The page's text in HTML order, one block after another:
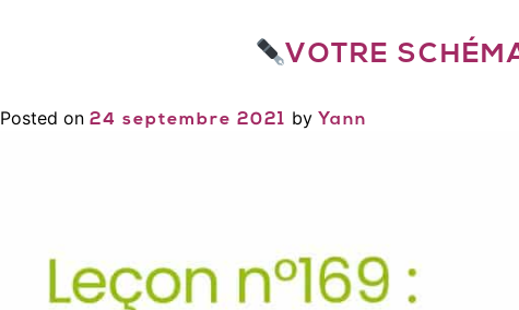
VOTRE
Posted on 24 septembre 2021 by Yann